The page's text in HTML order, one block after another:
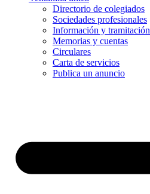
Directorio de colegiados
Sociedades profesionales
Información y tramitación
Memorias y cuentas
Circulares
Carta de servicios
Publica un anuncio